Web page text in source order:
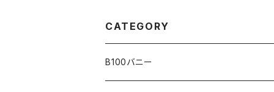
CATEGORY
B100バニー